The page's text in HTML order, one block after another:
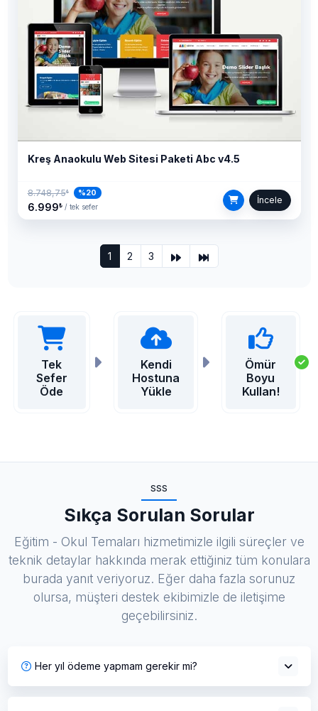
Kreş Anaokulu Web Sitesi Paketi Abc v4.5
8.748,75₺ %20
6.999₺ / tek sefer
İncele
1 2 3
Tek
Sefer
Öde
Kendi
Hostuna
Yükle
Ömür
Boyu
Kullan!
SSS
Sıkça Sorulan Sorular
Eğitim - Okul Temaları hizmetimizle ilgili süreçler ve
teknik detaylar hakkında merak ettiğiniz tüm konulara
burada yanıt veriyoruz. Eğer daha fazla sorunuz
olursa, müşteri destek ekibimizle de iletişime
geçebilirsiniz.
Her yıl ödeme yapmam gerekir mi?